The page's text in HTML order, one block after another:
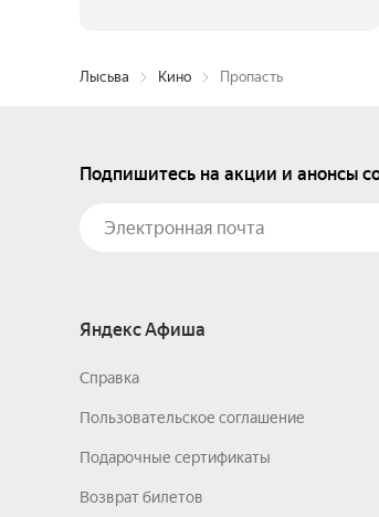
Лысьва Кино Пропасть
Подпишитесь на акции и анонсы
Яндекс Афиша
Справка
Пользовательское соглашение
Подарочные сертификаты
Возврат билетов